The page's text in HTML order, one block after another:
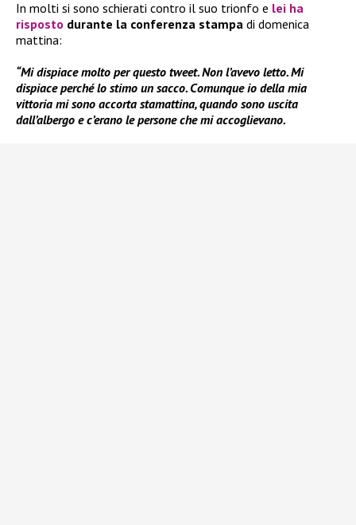
In molti si sono schierati contro il suo trionfo e lei ha
risposto durante la conferenza stampa di domenica
mattina:
“Mi dispiace molto per questo tweet. Non l’avevo letto. Mi
dispiace perché lo stimo un sacco. Comunque io della mia
vittoria mi sono accorta stamattina, quando sono uscita
dall’albergo e c’erano le persone che mi accoglievano.